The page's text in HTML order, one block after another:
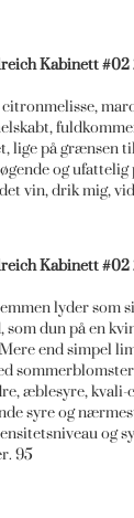
Kabinett #02
lige på grænsen
og
vin, drik mig,
Kabinett #02
lyder som
som dun på en
end simpel
æblesyre, kvali-
syre og
og
95